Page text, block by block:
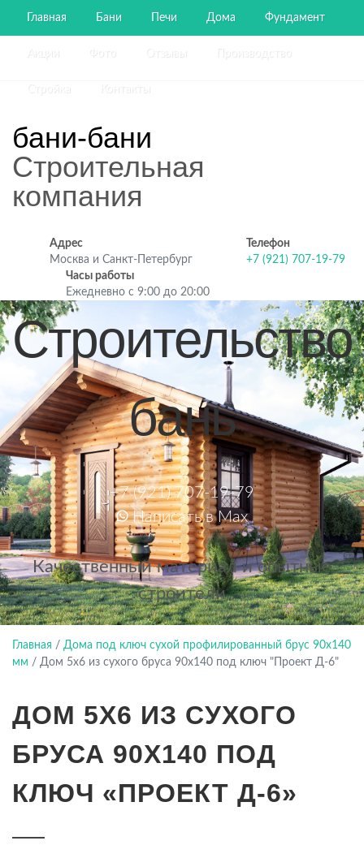
Главная Бани Печи Дома Фундамент
бани-бани
Строительная
компания
Адрес
Москва и Санкт-Петербург
Телефон
+7 (921) 707-19-79
Часы работы
Ежедневно с 9:00 до 20:00
Строительство
бань
+7 (921) 707-19-79
Написать в Max
Качественный материал и опытные
строители
Главная / Дома под ключ сухой профилированный брус 90х140
мм / Дом 5х6 из сухого бруса 90х140 под ключ "Проект Д-6"
ДОМ 5Х6 ИЗ СУХОГО
БРУСА 90Х140 ПОД
КЛЮЧ «ПРОЕКТ Д-6»